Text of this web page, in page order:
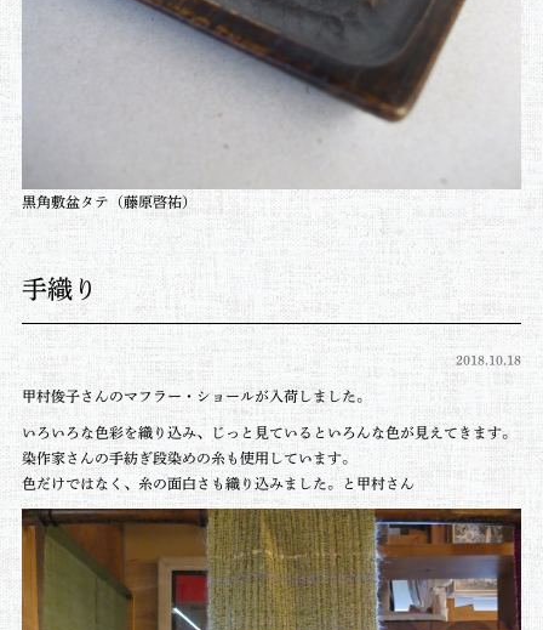
黒角敷盆タテ （藤原啓祐）
手織り
2018.10.18
甲村俊子さんのマフラー・ショールが入荷しました。
いろいろな色彩を織り込み、じっと見ているといろんな色が見えてきます。
染作家さんの手紡ぎ段染めの糸も使用しています。
色だけではなく、糸の面白さも織り込みました。と甲村さん